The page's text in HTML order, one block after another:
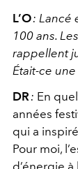
L’O: Lancé
100 ans.
rappellent
Était-ce
DR : En
années
qui a
Pour moi,
d’énergie